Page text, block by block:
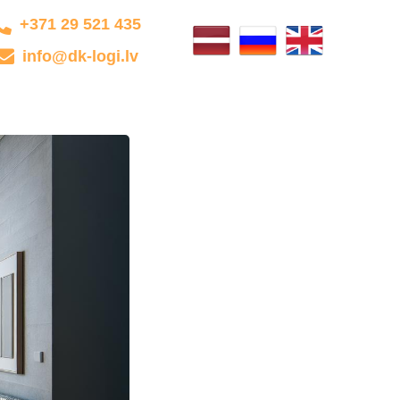
+371 29 521 435
info@dk-logi.lv